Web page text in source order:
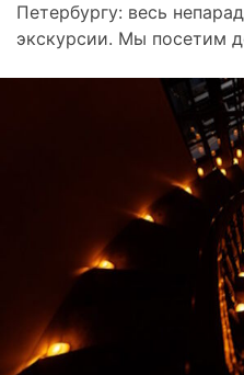
Петербургу: весь
экскурсии. Мы посетим